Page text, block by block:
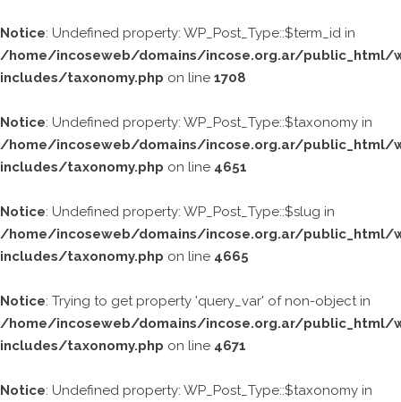
Notice: Undefined property: WP_Post_Type::$term_id in
/home/incoseweb/domains/incose.org.ar/public_html/
includes/taxonomy.php on line 1708
Notice: Undefined property: WP_Post_Type::$taxonomy in
/home/incoseweb/domains/incose.org.ar/public_html/
includes/taxonomy.php on line 4651
Notice: Undefined property: WP_Post_Type::$slug in
/home/incoseweb/domains/incose.org.ar/public_html/
includes/taxonomy.php on line 4665
Notice: Trying to get property 'query_var' of non-object in
/home/incoseweb/domains/incose.org.ar/public_html/
includes/taxonomy.php on line 4671
Notice: Undefined property: WP_Post_Type::$taxonomy in
al
contenido